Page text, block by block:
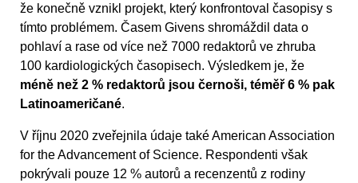
že konečně vznikl projekt, který konfrontoval časopisy s
tímto problémem. Časem Givens shromáždil data o
pohlaví a rase od více než 7000 redaktorů ve zhruba
100 kardiologických časopisech. Výsledkem je, že
méně než 2 % redaktorů jsou černoši, téměř 6 % pak
Latinoameričané.
V říjnu 2020 zveřejnila údaje také American Association
for the Advancement of Science. Respondenti však
pokrývali pouze 12 % autorů a recenzentů z rodiny